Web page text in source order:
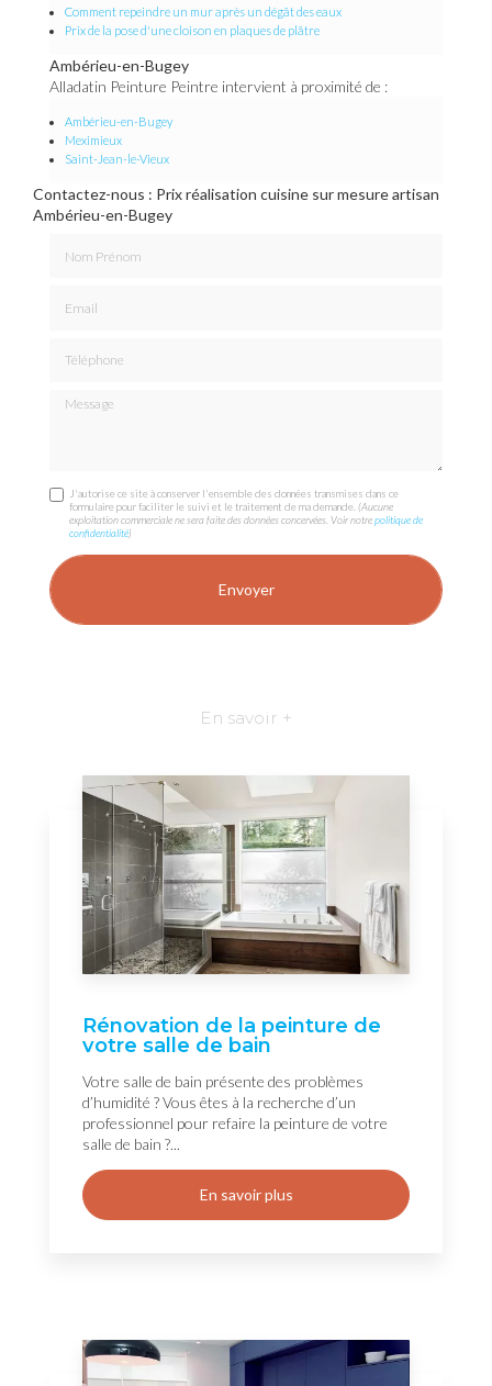
Comment repeindre un mur après un dégât des eaux
Prix de la pose d'une cloison en plaques de plâtre
Ambérieu-en-Bugey
Alladatin Peinture Peintre intervient à proximité de :
Ambérieu-en-Bugey
Meximieux
Saint-Jean-le-Vieux
Contactez-nous : Prix réalisation cuisine sur mesure artisan
Ambérieu-en-Bugey
Message
J'autorise ce site à conserver l'ensemble des données transmises dans ce
formulaire pour faciliter le suivi et le traitement de ma demande.(Aucune
exploitation commerciale ne sera faite des données concervées. Voir notrepolitique de
confidentialité)
En savoir +
Rénovation de la peinture de
votre salle de bain
Votre salle de bain présente des problèmes
d’humidité ? Vous êtes à la recherche d’un
professionnel pour refaire la peinture de votre
salle de bain ?...
En savoir plus